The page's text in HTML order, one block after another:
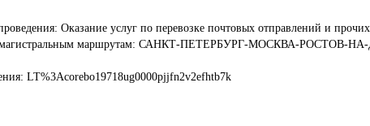
Оказание услуг по перевозке почтовых отправлений и
по магистральным маршрутам: САНКТ-ПЕТЕРБУРГ-МОСКВА-
LT%3Acorebo19718ug0000pjjfn2v2efhtb7k